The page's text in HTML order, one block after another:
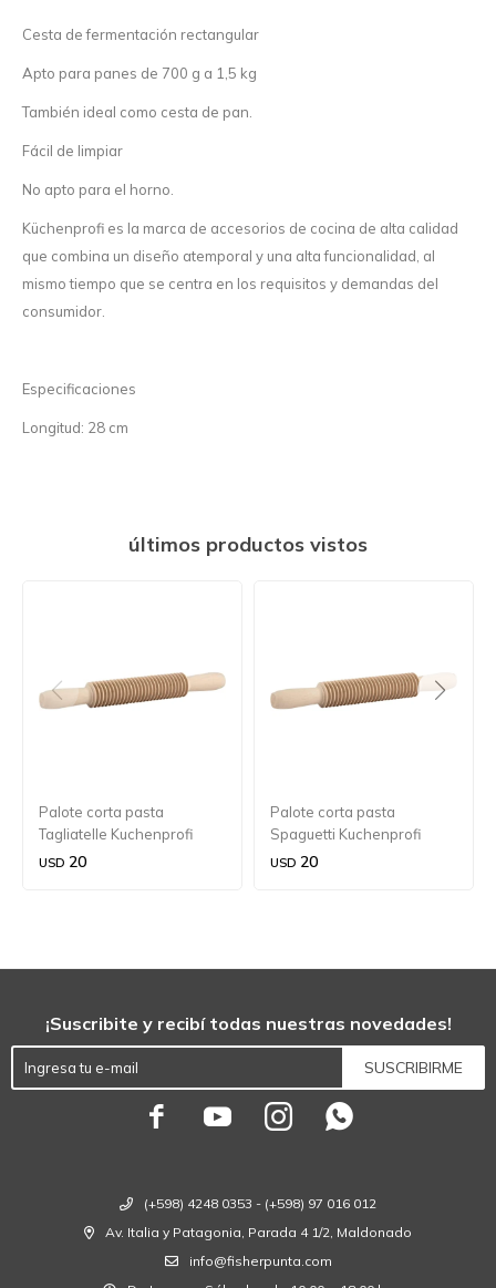
Cesta de fermentación rectangular
Apto para panes de 700 g a 1,5 kg
También ideal como cesta de pan.
Fácil de limpiar
No apto para el horno.
Küchenprofi es la marca de accesorios de cocina de alta calidad
que combina un diseño atemporal y una alta funcionalidad, al
mismo tiempo que se centra en los requisitos y demandas del
consumidor.
Especificaciones
Longitud: 28 cm
últimos productos vistos
Palote corta pasta
Tagliatelle Kuchenprofi
USD 20
Palote corta pasta
Spaguetti Kuchenprofi
USD 20
(+598) 4248 0353 - (+598) 97 016 012
Av. Italia y Patagonia, Parada 4 1/2, Maldonado
info@fisherpunta.com
¡Suscribite y recibí todas nuestras novedades!
SUSCRIBIRME
   